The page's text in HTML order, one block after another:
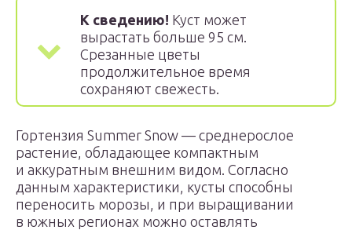
К сведению! Куст может
вырастать больше 95 см.
Срезанные цветы
продолжительное время
сохраняют свежесть.
Гортензия Summer Snow — среднерослое
растение, обладающее компактным
и аккуратным внешним видом. Согласно
данным характеристики, кусты способны
переносить морозы, и при выращивании
в южных регионах можно оставлять